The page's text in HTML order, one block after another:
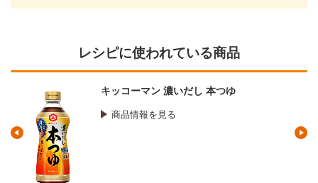
レシピに使われている商品
キッコーマン 濃いだし 本つゆ
商品情報を見る